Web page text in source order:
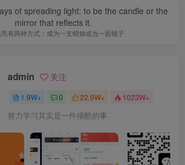
of spreading light: to be the candle or the
mirror that reflects it.
有两种方式：成为一支蜡烛或当一面镜子
admin 关注
1.9W+ 0 22.9W+ 1023W+
努力学习其实是一件很酷的事